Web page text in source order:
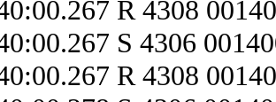
R 4308
S 4306
R 4308